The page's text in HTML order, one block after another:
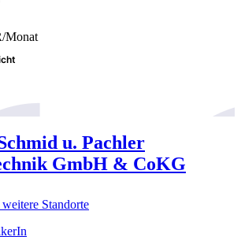
Monat
u. Pachler
GmbH & CoKG
Standorte